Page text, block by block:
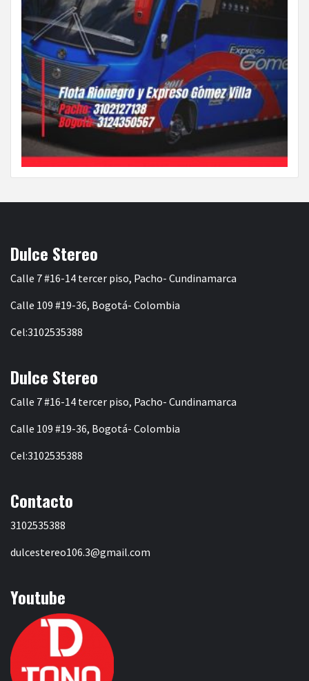
Dulce Stereo
Calle 7 #16-14 tercer piso, Pacho- Cundinamarca
Calle 109 #19-36, Bogotá- Colombia
Cel:3102535388
Dulce Stereo
Calle 7 #16-14 tercer piso, Pacho- Cundinamarca
Calle 109 #19-36, Bogotá- Colombia
Cel:3102535388
Contacto
3102535388
dulcestereo106.3@gmail.com
Youtube